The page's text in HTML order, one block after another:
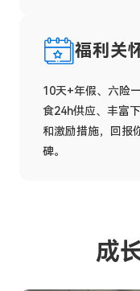
福利关
10天+年假、六险
食24h供应、丰富
和激励措施，回报
碑。
成